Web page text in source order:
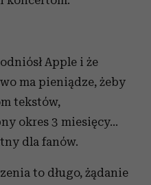
Apple i że
ma pieniądze, żeby
tekstów,
okres 3 miesięcy...
dla fanów.
to długo, żądanie